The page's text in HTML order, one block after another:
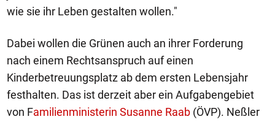
wie sie ihr Leben gestalten wollen."
Dabei wollen die Grünen auch an ihrer Forderung
nach einem Rechtsanspruch auf einen
Kinderbetreuungsplatz ab dem ersten Lebensjahr
festhalten. Das ist derzeit aber ein Aufgabengebiet
von Familienministerin Susanne Raab (ÖVP). Neßler